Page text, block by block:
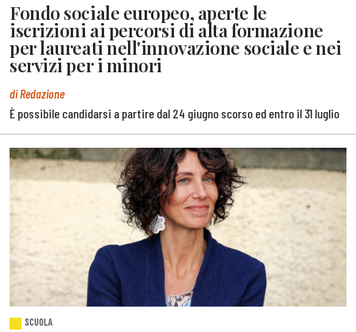
Fondo sociale europeo, aperte le
iscrizioni ai percorsi di alta formazione
per laureati nell'innovazione sociale e nei
servizi per i minori
di Redazione
È possibile candidarsi a partire dal 24 giugno scorso ed entro il 31 luglio
SCUOLA